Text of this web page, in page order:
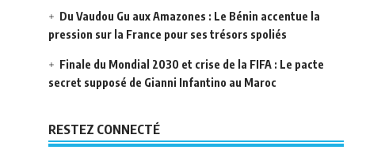
Du Vaudou Gu aux Amazones : Le Bénin accentue la
pression sur la France pour ses trésors spoliés
Finale du Mondial 2030 et crise de la FIFA : Le pacte
secret supposé de Gianni Infantino au Maroc
RESTEZ CONNECTÉ